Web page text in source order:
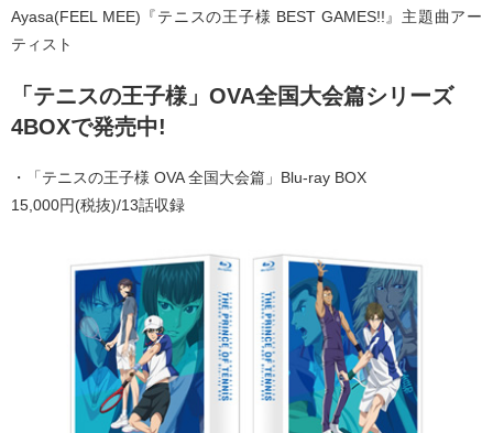
Ayasa(FEEL MEE)『テニスの王子様 BEST GAMES!!』主題曲アー
ティスト
「テニスの王子様」OVA全国大会篇シリーズ
4BOXで発売中!
・「テニスの王子様 OVA 全国大会篇」Blu-ray BOX
15,000円(税抜)/13話収録